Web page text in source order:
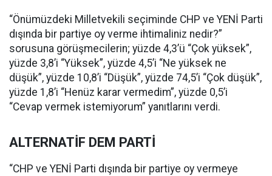
“Önümüzdeki Milletvekili seçiminde CHP ve YENİ Parti
dışında bir partiye oy verme ihtimaliniz nedir?”
sorusuna görüşmecilerin; yüzde 4,3’ü “Çok yüksek”,
yüzde 3,8’i “Yüksek”, yüzde 4,5’i “Ne yüksek ne
düşük”, yüzde 10,8’i “Düşük”, yüzde 74,5’i “Çok düşük”,
yüzde 1,8’i “Henüz karar vermedim”, yüzde 0,5’i
“Cevap vermek istemiyorum” yanıtlarını verdi.
ALTERNATİF DEM PARTİ
“CHP ve YENİ Parti dışında bir partiye oy vermeye